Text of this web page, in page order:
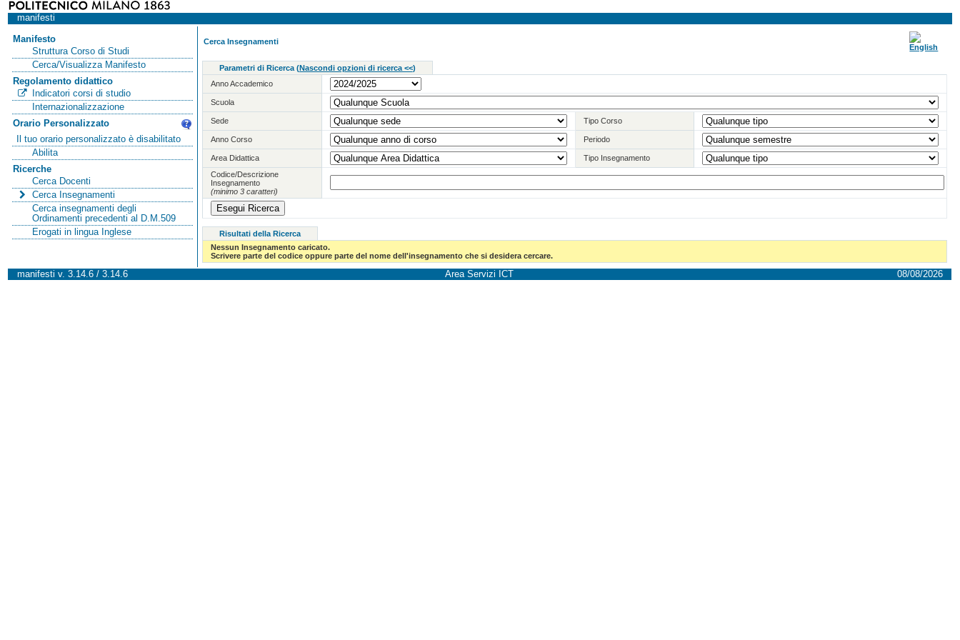
manifesti
Manifesto
Struttura Corso di Studi
Cerca/Visualizza Manifesto
Regolamento didattico
Indicatori corsi di studio
Internazionalizzazione
Orario Personalizzato
Il tuo orario personalizzato è disabilitato
Abilita
Ricerche
Cerca Docenti
Cerca Insegnamenti
Cerca insegnamenti degli
Ordinamenti precedenti al D.M.509
Erogati in lingua Inglese
Cerca Insegnamenti
Parametri di Ricerca (Nascondi opzioni di ricerca <<)
Anno Accademico
Scuola
Sede Tipo Corso
Anno Corso Periodo
Area Didattica
Tipo Insegnamento
Codice/Descrizione
Insegnamento
(minimo 3 caratteri)
Risultati della Ricerca
Nessun Insegnamento caricato.
Scrivere parte del codice oppure parte del nome dell'insegnamento che si desidera cercare.
manifesti v. 3.14.6 / 3.14.6 Area Servizi ICT 08/08/2026